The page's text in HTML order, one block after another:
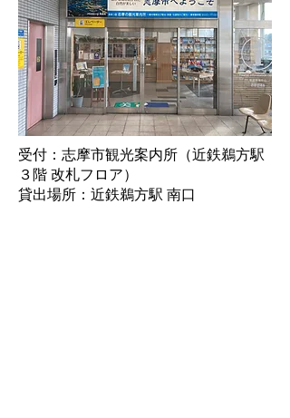
受付：志摩市観光案内所（近鉄鵜方駅
３階 改札フロア）
貸出場所：近鉄鵜方駅 南口